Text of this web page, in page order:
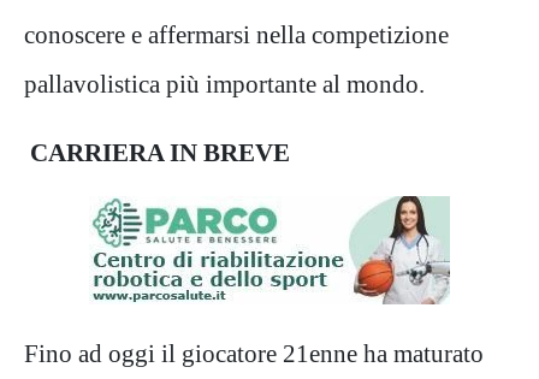
conoscere e affermarsi nella competizione
pallavolistica più importante al mondo.
CARRIERA IN BREVE
Fino ad oggi il giocatore 21enne ha maturato